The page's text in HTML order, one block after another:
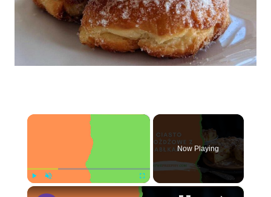
×
Now Playing
×